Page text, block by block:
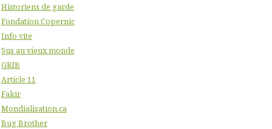
Historiens de garde
Fondation Copernic
Info vite
Sus au vieux monde
GRIB
Article 11
Fakir
Mondialisation.ca
Bug Brother